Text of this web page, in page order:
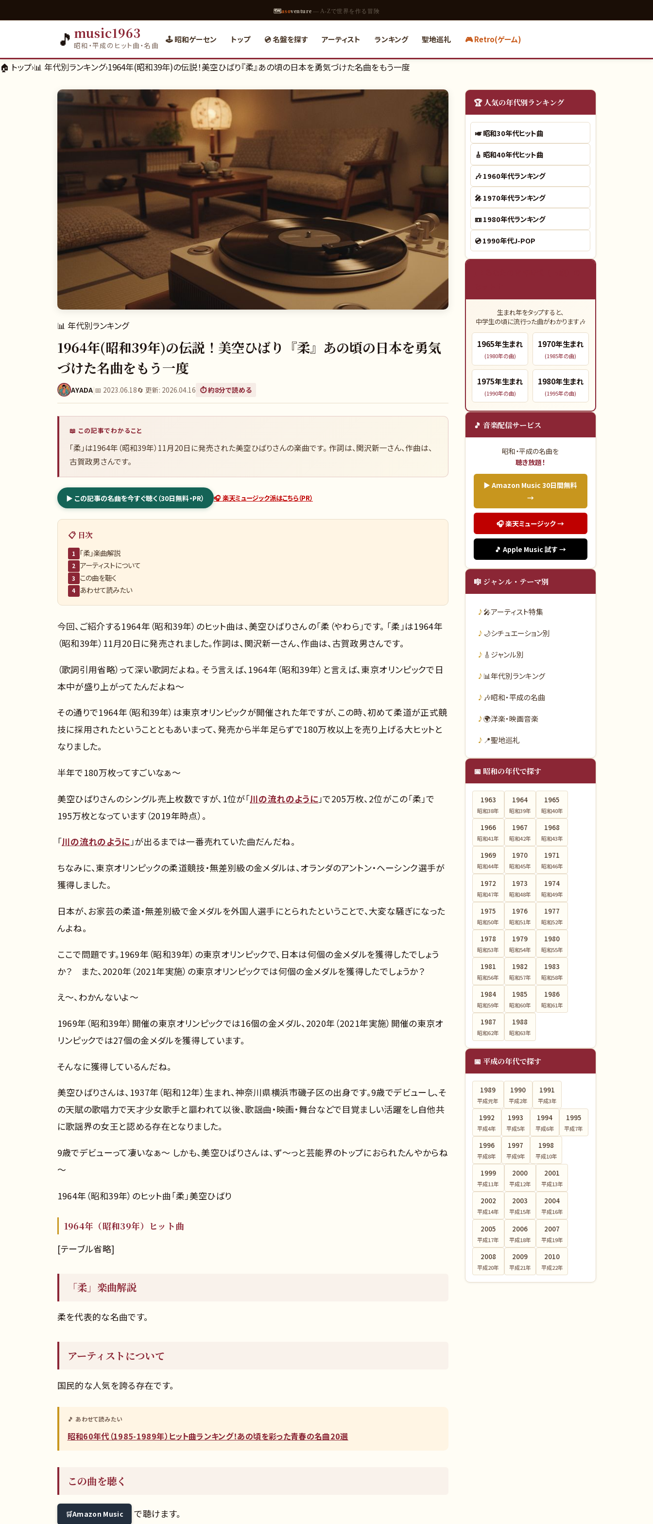
🗺asoventure — A-Zで世界を作る冒険
🎵 music1963
昭和・平成のヒット曲・名曲
🕹️ 昭和ゲーセン トップ 💿 名盤を探す アーティスト ランキング 聖地巡礼 🎮 Retro(ゲーム)
🏠 トップ›📊 年代別ランキング›1964年(昭和39年)の伝説！美空ひばり『柔』あの頃の日本を勇気づけた名曲をもう一度
📊 年代別ランキング
1964年(昭和39年)の伝説！美空ひばり『柔』あの頃の日本を勇気
づけた名曲をもう一度
AYADA|📅 2023.06.18🔄 更新: 2026.04.16 ⏱️ 約8分で読める
📖 この記事でわかること
「柔」は1964年（昭和39年）11月20日に発売された美空ひばりさんの楽曲です。 作詞は、関沢新一さん、作曲は、
古賀政男さんです。
▶ この記事の名曲を今すぐ聴く（30日無料・PR） 🎧 楽天ミュージック派はこちら（PR）
📋 目次
1 「柔」楽曲解説
2 アーティストについて
3 この曲を聴く
4 あわせて読みたい
今回、ご紹介する1964年（昭和39年）のヒット曲は、美空ひばりさんの「柔（やわら」です。 「柔」は1964年
（昭和39年）11月20日に発売されました。作詞は、関沢新一さん、作曲は、古賀政男さんです。
（歌詞引用省略）って深い歌詞だよね。 そう言えば、1964年（昭和39年）と言えば、東京オリンピックで日
本中が盛り上がってたんだよね～
その通りで1964年（昭和39年）は東京オリンピックが開催された年ですが、この時、初めて柔道が正式競
技に採用されたということともあいまって、発売から半年足らずで180万枚以上を売り上げる大ヒットと
なりました。
半年で180万枚ってすごいなぁ～
美空ひばりさんのシングル売上枚数ですが、1位が「川の流れのように」で205万枚、2位がこの「柔」で
195万枚となっています（2019年時点）。
「川の流れのように」が出るまでは一番売れていた曲だんだね。
ちなみに、東京オリンピックの柔道競技・無差別級の金メダルは、オランダのアントン・ヘーシンク選手が
獲得しました。
日本が、お家芸の柔道・無差別級で金メダルを外国人選手にとられたということで、大変な騒ぎになった
んよね。
ここで問題です。1969年（昭和39年）の東京オリンピックで、日本は何個の金メダルを獲得したでしょう
か？ また、2020年（2021年実施）の東京オリンピックでは何個の金メダルを獲得したでしょうか？
え～、わかんないよ～
1969年（昭和39年）開催の東京オリンピックでは16個の金メダル、2020年（2021年実施）開催の東京オ
リンピックでは27個の金メダルを獲得しています。
そんなに獲得しているんだね。
美空ひばりさんは、1937年（昭和12年）生まれ、神奈川県横浜市磯子区の出身です。9歳でデビューし、そ
の天賦の歌唱力で天才少女歌手と謳われて以後、歌謡曲・映画・舞台などで目覚ましい活躍をし自他共
に歌謡界の女王と認める存在となりました。
9歳でデビューって凄いなぁ～ しかも、美空ひばりさんは、ず～っと芸能界のトップにおられたんやからね
～
1964年（昭和39年）のヒット曲「柔」美空ひばり
1964年（昭和39年）ヒット曲
[テーブル省略]
「柔」楽曲解説
柔を代表的な名曲です。
アーティストについて
国民的な人気を誇る存在です。
🎵 あわせて読みたい
昭和60年代（1985-1989年）ヒット曲ランキング！あの頃を彩った青春の名曲20選
この曲を聴く
Amazon Music で聴けます。
🏆 人気の年代別ランキング
🎺昭和30年代ヒット曲
🎸 昭和40年代ヒット曲
🎶1960年代ランキング
🎤1970年代ランキング
📼1980年代ランキング
💿1990年代J-POP
生まれ年をタップすると、
中学生の頃に流行った曲がわかります🎶
1965年生まれ
(1980年の曲)
1970年生まれ
(1985年の曲)
1975年生まれ
(1990年の曲)
1980年生まれ
(1995年の曲)
🎵 音楽配信サービス
昭和・平成の名曲を
聴き放題！
▶ Amazon Music 30日間無料
→
🎧 楽天ミュージック →
🎵 Apple Music 試す →
🎼 ジャンル・テーマ別
🎤アーティスト特集
🌙シチュエーション別
🎸ジャンル別
📊年代別ランキング
🎶昭和・平成の名曲
🌍洋楽・映画音楽
📍聖地巡礼
📅 昭和の年代で探す
1963
昭和38年
1964
昭和39年
1965
昭和40年
1966
昭和41年
1967
昭和42年
1968
昭和43年
1969
昭和44年
1970
昭和45年
1971
昭和46年
1972
昭和47年
1973
昭和48年
1974
昭和49年
1975
昭和50年
1976
昭和51年
1977
昭和52年
1978
昭和53年
1979
昭和54年
1980
昭和55年
1981
昭和56年
1982
昭和57年
1983
昭和58年
1984
昭和59年
1985
昭和60年
1986
昭和61年
1987
昭和62年
1988
昭和63年
📅 平成の年代で探す
1989
平成元年
1990
平成2年
1991
平成3年
1992
平成4年
1993
平成5年
1994
平成6年
1995
平成7年
1996
平成8年
1997
平成9年
1998
平成10年
1999
平成11年
2000
平成12年
2001
平成13年
2002
平成14年
2003
平成15年
2004
平成16年
2005
平成17年
2006
平成18年
2007
平成19年
2008
平成20年
2009
平成21年
2010
平成22年